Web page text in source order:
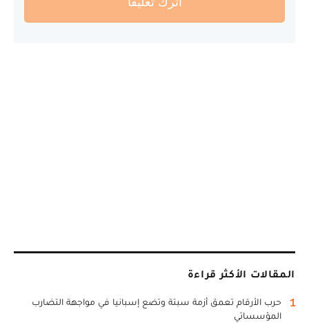
المقالات الأكثر قراءة
1
حرب الأرقام تعمق أزمة سبتة وتضع إسبانيا في مواجهة التضارب
المؤسساتي